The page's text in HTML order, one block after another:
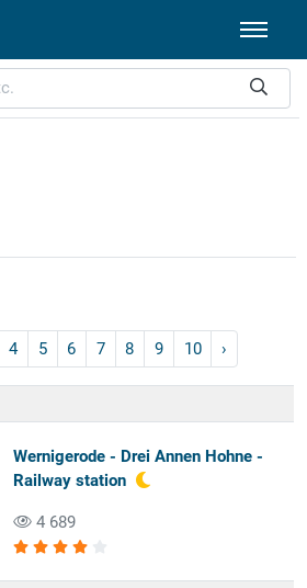
4 5 6 7 8 9 10 ›
Wernigerode - Drei Annen Hohne -
Railway station
4 689